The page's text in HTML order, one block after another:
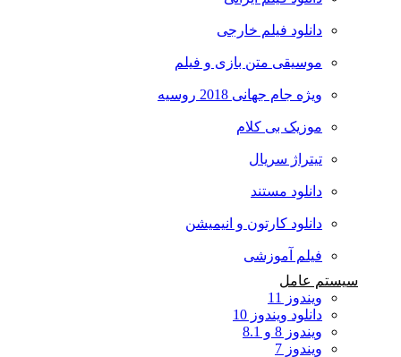
دانلود فیلم خارجی
موسیقی متن بازی و فیلم
ویژه جام جهانی 2018 روسیه
موزیک بی کلام
تیتراژ سریال
دانلود مستند
دانلود کارتون و انیمیشن
فیلم آموزشی
سیستم عامل
ویندوز 11
دانلود ویندوز 10
ویندوز 8 و 8.1
ویندوز 7